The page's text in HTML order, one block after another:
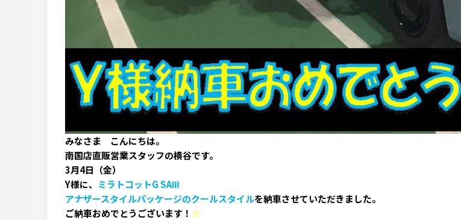
みなさま こんにちは。
南国店直販営業スタッフの横谷です。
3月4日（金）
Y様に、 ミラトコットG SAⅢ
アナザースタイルパッケージのクールスタイルを納車させていただきました。
ご納車おめでとうございます！ ☆